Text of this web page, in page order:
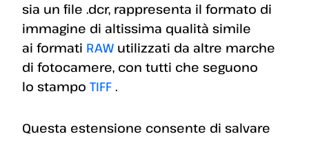
sia un file .dcr, rappresenta il formato di
immagine di altissima qualità simile
ai formati RAW utilizzati da altre marche
di fotocamere, con tutti che seguono
lo stampo TIFF .
Questa estensione consente di salvare